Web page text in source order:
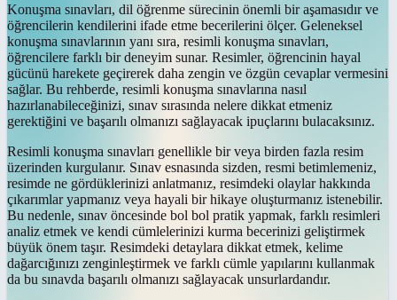
Konuşma sınavları, dil öğrenme sürecinin önemli bir aşamasıdır ve
öğrencilerin kendilerini ifade etme becerilerini ölçer. Geleneksel
konuşma sınavlarının yanı sıra, resimli konuşma sınavları,
öğrencilere farklı bir deneyim sunar. Resimler, öğrencinin hayal
gücünü harekete geçirerek daha zengin ve özgün cevaplar vermesini
sağlar. Bu rehberde, resimli konuşma sınavlarına nasıl
hazırlanabileceğinizi, sınav sırasında nelere dikkat etmeniz
gerektiğini ve başarılı olmanızı sağlayacak ipuçlarını bulacaksınız.
Resimli konuşma sınavları genellikle bir veya birden fazla resim
üzerinden kurgulanır. Sınav esnasında sizden, resmi betimlemeniz,
resimde ne gördüklerinizi anlatmanız, resimdeki olaylar hakkında
çıkarımlar yapmanız veya hayali bir hikaye oluşturmanız istenebilir.
Bu nedenle, sınav öncesinde bol bol pratik yapmak, farklı resimleri
analiz etmek ve kendi cümlelerinizi kurma becerinizi geliştirmek
büyük önem taşır. Resimdeki detaylara dikkat etmek, kelime
dağarcığınızı zenginleştirmek ve farklı cümle yapılarını kullanmak
da bu sınavda başarılı olmanızı sağlayacak unsurlardandır.